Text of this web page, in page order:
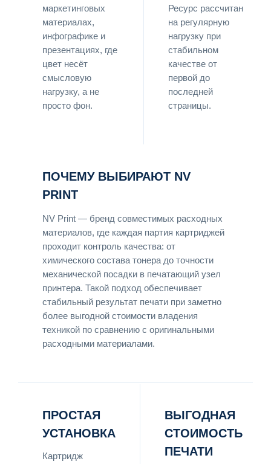
маркетинговых
материалах,
инфографике и
презентациях, где
цвет несёт
смысловую
нагрузку, а не
просто фон.
Ресурс рассчитан
на регулярную
нагрузку при
стабильном
качестве от
первой до
последней
страницы.
ПОЧЕМУ ВЫБИРАЮТ NV
PRINT
NV Print — бренд совместимых расходных
материалов, где каждая партия картриджей
проходит контроль качества: от
химического состава тонера до точности
механической посадки в печатающий узел
принтера. Такой подход обеспечивает
стабильный результат печати при заметно
более выгодной стоимости владения
техникой по сравнению с оригинальными
расходными материалами.
ПРОСТАЯ
УСТАНОВКА
Картридж
ВЫГОДНАЯ
СТОИМОСТЬ
ПЕЧАТИ